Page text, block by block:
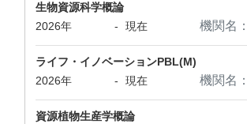
生物資源科学概論
2026年
- 現在 機関名：
ライフ・イノベーションPBL(M)
2026年
- 現在 機関名：
資源植物生産学概論